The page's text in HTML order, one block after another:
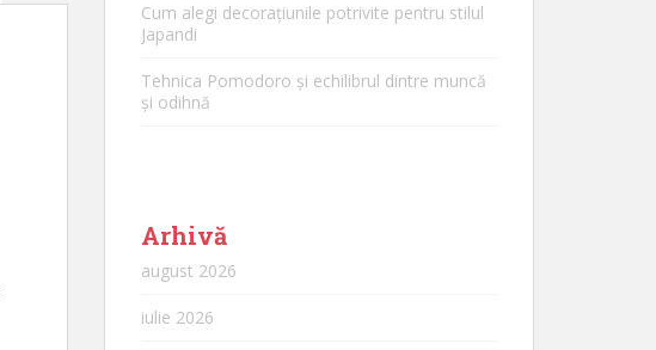
Cum alegi decorațiunile potrivite pentru stilul
Japandi
Tehnica Pomodoro și echilibrul dintre muncă
și odihnă
Arhivă
august 2026
iulie 2026